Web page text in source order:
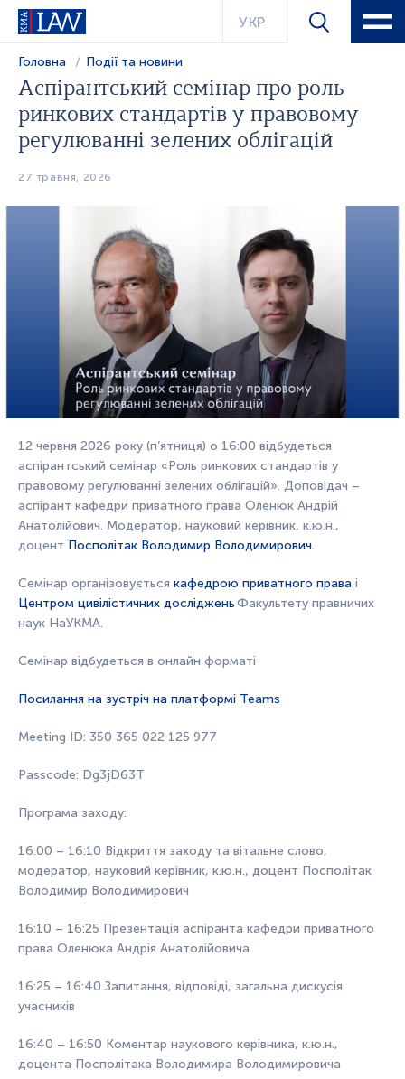
УКР
Головна Події та новини
Аспірантський семінар про роль
ринкових стандартів у правовому
регулюванні зелених облігацій
27 травня, 2026
12 червня 2026 року (п’ятниця) о 16:00 відбудеться
аспірантський семінар «Роль ринкових стандартів у
правовому регулюванні зелених облігацій». Доповідач –
аспірант кафедри приватного права Оленюк Андрій
Анатолійович. Модератор, науковий керівник, к.ю.н.,
доцент Посполітак Володимир Володимирович.
Семінар організовується кафедрою приватного права і
Центром цивілістичних дослідженьФакультету правничих
наук НаУКМА.
Семінар відбудеться в онлайн форматі
Посилання на зустріч на платформі Teams
Meeting ID: 350 365 022 125 977
Passcode: Dg3jD63T
Програма заходу:
16:00 – 16:10 Відкриття заходу та вітальне слово,
модератор, науковий керівник, к.ю.н., доцент Посполітак
Володимир Володимирович
16:10 – 16:25 Презентація аспіранта кафедри приватного
права Оленюка Андрія Анатолійовича
16:25 – 16:40 Запитання, відповіді, загальна дискусія
учасників
16:40 – 16:50 Коментар наукового керівника, к.ю.н.,
доцента Посполітака Володимира Володимировича